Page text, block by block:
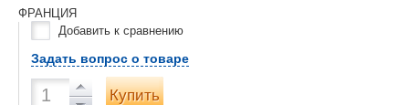
ФРАНЦИЯ
Добавить к сравнению
Задать вопрос о товаре
Купить